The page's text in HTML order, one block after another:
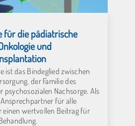
für die pädiatrische
und
ist das Bindeglied zwischen
der Familie des
psychosozialen Nachsorge. Als
für alle
einen wertvollen Beitrag für